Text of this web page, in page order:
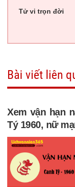
Tử vi trọn đời
Bài viết liên
Xem vận hạn
Tý 1960, nữ